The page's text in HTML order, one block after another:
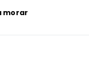
morar